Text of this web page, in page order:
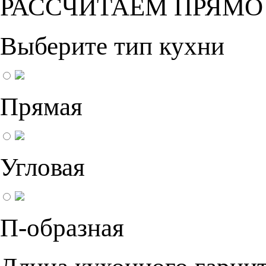
РАССЧИТАЕМ
Выберите тип кухни
Прямая
Угловая
П-образная